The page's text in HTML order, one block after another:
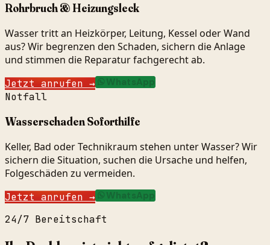
Rohrbruch & Heizungsleck
Wasser tritt an Heizkörper, Leitung, Kessel oder Wand
aus? Wir begrenzen den Schaden, sichern die Anlage
und stimmen die Reparatur fachgerecht ab.
Jetzt anrufen → WhatsApp
Notfall
Wasserschaden Soforthilfe
Keller, Bad oder Technikraum stehen unter Wasser? Wir
sichern die Situation, suchen die Ursache und helfen,
Folgeschäden zu vermeiden.
Jetzt anrufen → WhatsApp
24/7 Bereitschaft